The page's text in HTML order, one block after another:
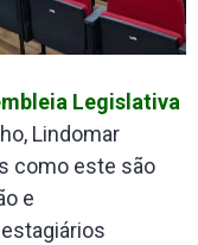
Legislativa
Lindomar
como este são
e